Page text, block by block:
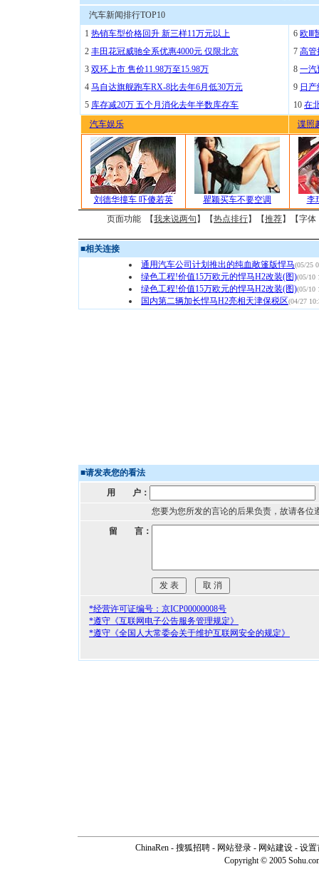
汽车新闻排行TOP10
1 热销车型价格回升 新三样11万元以上
2 丰田花冠威驰全系优惠4000元 仅限北京
3 双环上市 售价11.98万至15.98万
4 马自达旗舰跑车RX-8比去年6月低30万元
5 库存减20万 五个月消化去年半数库存车
6 欧Ⅲ
7 高管
8 一汽
9 日
10 在
汽车娱乐
谍照
刘德华撞车 吓傻若英 瞿颖买车不要空调
李
页面功能 【我来说两句 】【热点排行】【推荐】【字体
■相关连接
通用汽车公司计划推出的纯血敞篷版悍马(05/25
绿色工程!价值15万欧元的悍马H2改装(图)(05/10
绿色工程!价值15万欧元的悍马H2改装(图)(05/10
国内第二辆加长悍马H2亮相天津保税区(04/27
■请发表您的看法
用 户：
您要为您所发的言论的后果负责，故请各位
留 言：
*经营许可证编号：京ICP00000008号
*遵守《互联网电子公告服务管理规定》
*遵守《全国人大常委会关于维护互联网安全的规定》
ChinaRen - 搜狐招聘 - 网站登录 - 网站建设 - 设置
Copyright © 2005